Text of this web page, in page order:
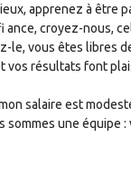
apprenez à être
ance, croyez-nous,
le, vous êtes libres
vos résultats font
salaire est
sommes une équipe